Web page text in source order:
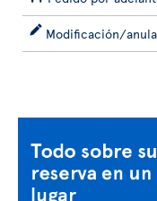
Modificación/